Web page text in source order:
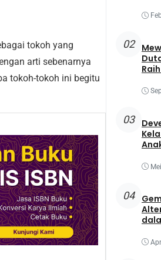
tokoh yang
arti sebenarnya
tokoh-tokoh ini begitu
02
03
04